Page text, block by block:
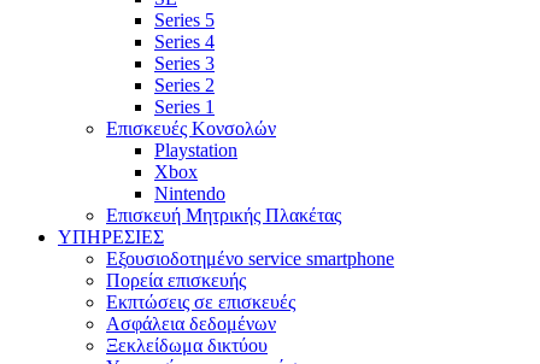
Series 5
Series 4
Series 3
Series 2
Series 1
Επισκευές Κονσολών
Playstation
Xbox
Nintendo
Επισκευή Μητρικής Πλακέτας
YΠΗΡΕΣΙΕΣ
Εξουσιοδοτημένο service smartphone
Πορεία επισκευής
Εκπτώσεις σε επισκευές
Ασφάλεια δεδομένων
Ξεκλείδωμα δικτύου